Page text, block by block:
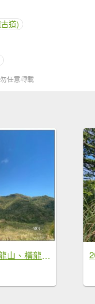
道)
任意轉載
加里山前山隘勇線、騰龍山、橫龍山 連走